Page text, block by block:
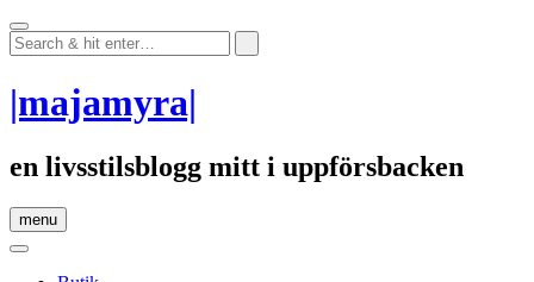
Skip
to
content
|majamyra|
en livsstilsblogg mitt i uppförsbacken
menu